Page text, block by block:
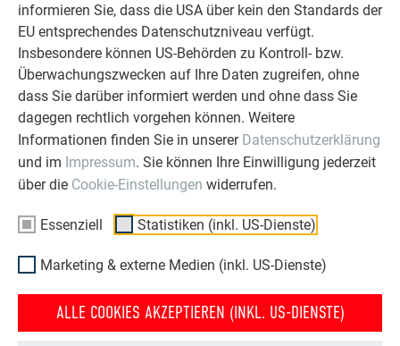
informieren Sie, dass die USA über kein den Standards der
EU entsprechendes Datenschutzniveau verfügt.
Insbesondere können US-Behörden zu Kontroll- bzw.
Überwachungszwecken auf Ihre Daten zugreifen, ohne
dass Sie darüber informiert werden und ohne dass Sie
dagegen rechtlich vorgehen können. Weitere
Informationen finden Sie in unserer Datenschutzerklärung
und im Impressum. Sie können Ihre Einwilligung jederzeit
über die Cookie-Einstellungen widerrufen.
Essenziell Statistiken (inkl. US-Dienste)
Marketing & externe Medien (inkl. US-Dienste)
ALLE COOKIES AKZEPTIEREN (INKL. US-DIENSTE)
Ewig währt am Längsten
Aluminium beweist Qualität - ein Leben lang. Daher geben wir
Materialgarantie bzw. 25 Jahre Leistungsgarantie. Vertrauen
Produktsortiment!
INFOS ZUR PREFA GARANTIE